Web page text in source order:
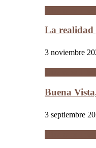
La realidad
3 noviembre
Buena
3 septiembre